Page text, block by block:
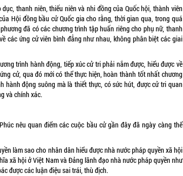
thanh niên, thiếu niên và nhi đồng của Quốc hội, thành viên
Hội đồng bầu cử Quốc gia cho rằng, thời gian qua, trong quá
đã có các chương trình tập huấn riêng cho phụ nữ, thanh
các ứng cử viên bình đẳng như nhau, không phân biệt các giai
trình hành động, tiếp xúc cử tri phải nắm được, hiểu được về
cử, qua đó mới có thể thực hiện, hoàn thành tốt nhất chương
hành động suông mà là thiết thực, có sức hút, được cử tri quan
và chính xác.
nêu quan điểm các cuộc bầu cử gần đây đã ngày càng thể
làm sao cho nhân dân hiểu được nhà nước pháp quyền xã hội
xã hội ở Việt Nam và Đảng lãnh đạo nhà nước pháp quyền như
được các luận điệu sai trái, thù địch.